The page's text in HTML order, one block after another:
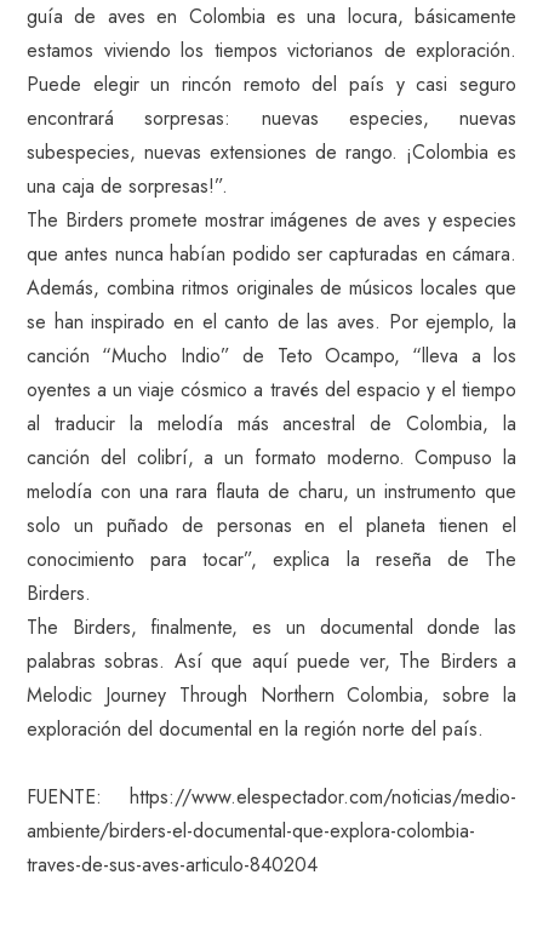
guía de aves en Colombia es una locura, básicamente
estamos viviendo los tiempos victorianos de exploración.
Puede elegir un rincón remoto del país y casi seguro
encontrará sorpresas: nuevas especies, nuevas
subespecies, nuevas extensiones de rango. ¡Colombia es
una caja de sorpresas!”.
The Birders promete mostrar imágenes de aves y especies
que antes nunca habían podido ser capturadas en cámara.
Además, combina ritmos originales de músicos locales que
se han inspirado en el canto de las aves. Por ejemplo, la
canción “Mucho Indio” de Teto Ocampo, “lleva a los
oyentes a un viaje cósmico a través del espacio y el tiempo
al traducir la melodía más ancestral de Colombia, la
canción del colibrí, a un formato moderno. Compuso la
melodía con una rara flauta de charu, un instrumento que
solo un puñado de personas en el planeta tienen el
conocimiento para tocar”, explica la reseña de The
Birders.
The Birders, finalmente, es un documental donde las
palabras sobras. Así que aquí puede ver, The Birders a
Melodic Journey Through Northern Colombia, sobre la
exploración del documental en la región norte del país.
FUENTE: https://www.elespectador.com/noticias/medio-
ambiente/birders-el-documental-que-explora-colombia-
traves-de-sus-aves-articulo-840204